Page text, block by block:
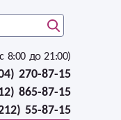
8:00 до 21:00)
270-87-15
865-87-15
55-87-15